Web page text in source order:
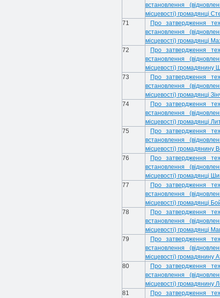
встановлення
місцевості) громадянці
71
Про затвердження
встановлення
місцевості) громадянці
72
Про затвердження
встановлення
місцевості) громадянину
73
Про затвердження
встановлення
місцевості) громадянці
74
Про затвердження
встановлення
місцевості) громадянці
75
Про затвердження
встановлення
місцевості) громадянину
76
Про затвердження
встановлення
місцевості) громадянці
77
Про затвердження
встановлення
місцевості) громадянці
78
Про затвердження
встановлення
місцевості) громадянці
79
Про затвердження
встановлення
місцевості) громадянину
80
Про затвердження
встановлення
місцевості) громадянину
81
Про затвердження